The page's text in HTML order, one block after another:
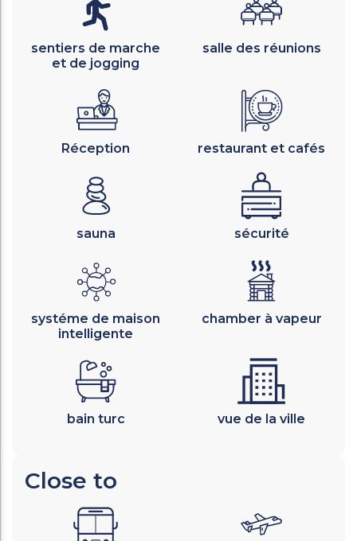
sentiers de marche
et de jogging
salle des réunions
Réception restaurant et cafés
sauna sécurité
systéme de maison
intelligente
chamber à vapeur
bain turc vue de la ville
Close to